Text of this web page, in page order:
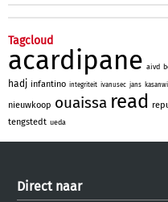
Tagcloud
acardipane aivd
hadj infantino integriteit ivanusec jans
nieuwkoop ouaissa read
tengstedt ueda
Direct naar